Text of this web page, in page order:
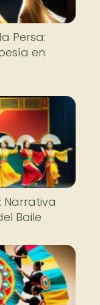
Persa:
en
Narrativa
Baile